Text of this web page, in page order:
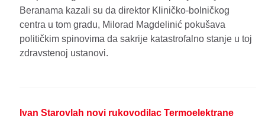
Beranama kazali su da direktor Kliničko-bolničkog
centra u tom gradu, Milorad Magdelinić pokušava
političkim spinovima da sakrije katastrofalno stanje u toj
zdravstenoj ustanovi.
Ivan Starovlah novi rukovodilac Termoelektrane